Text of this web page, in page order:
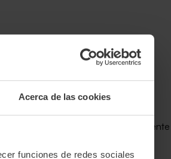
Acerca de las cookies
funciones de redes sociales
grande autonomia e um motor